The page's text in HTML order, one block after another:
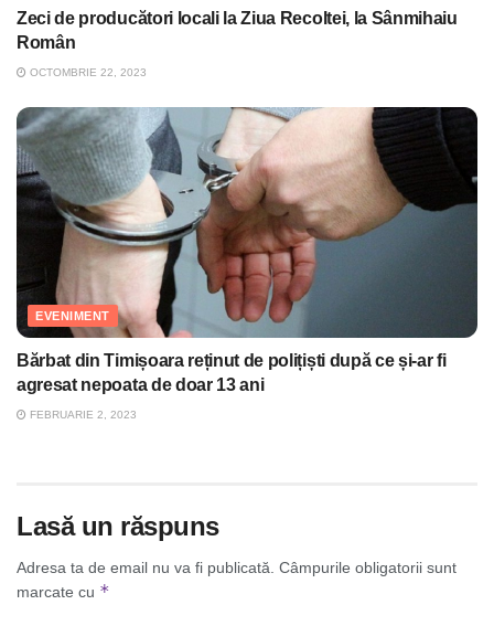
Zeci de producători locali la Ziua Recoltei, la Sânmihaiu
Român
OCTOMBRIE 22, 2023
EVENIMENT
Bărbat din Timișoara reținut de polițiști după ce și-ar fi
agresat nepoata de doar 13 ani
FEBRUARIE 2, 2023
Lasă un răspuns
Adresa ta de email nu va fi publicată. Câmpurile obligatorii sunt
marcate cu *